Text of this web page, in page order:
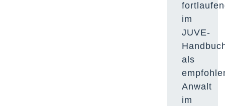
im
JUVE-
als
Anwalt
im